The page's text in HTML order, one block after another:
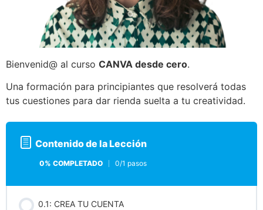
Bienvenid@ al curso CANVA desde cero.
Una formación para principiantes que resolverá todas
tus cuestiones para dar rienda suelta a tu creatividad.
Contenido de la Lección
0% COMPLETADO 0/1 pasos
0.1: CREA TU CUENTA